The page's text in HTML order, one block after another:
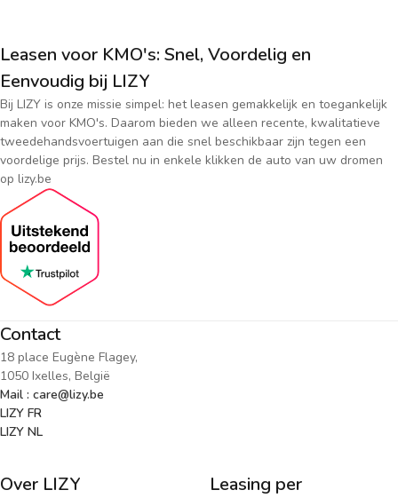
Leasen voor KMO's: Snel, Voordelig en
Eenvoudig bij LIZY
Bij LIZY is onze missie simpel: het leasen gemakkelijk en toegankelijk
maken voor KMO's. Daarom bieden we alleen recente, kwalitatieve
tweedehandsvoertuigen aan die snel beschikbaar zijn tegen een
voordelige prijs. Bestel nu in enkele klikken de auto van uw dromen
op lizy.be
Contact
18 place Eugène Flagey,
1050 Ixelles, België
Mail : care@lizy.be
LIZY FR
LIZY NL
Over LIZY
Leasing per